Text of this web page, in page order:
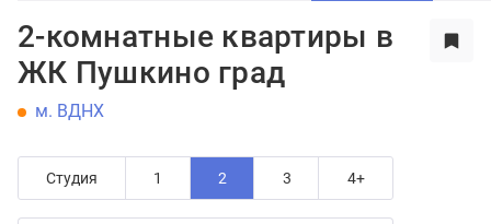
2-комнатные квартиры в
ЖК Пушкино град
м. ВДНХ
Студия 1 2 3 4+